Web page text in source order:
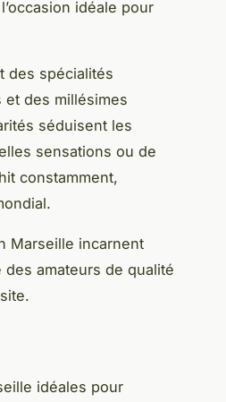
idéale pour
des spécialités
des millésimes
séduisent les
sensations ou de
constamment,
Marseille incarnent
amateurs de qualité
idéales pour